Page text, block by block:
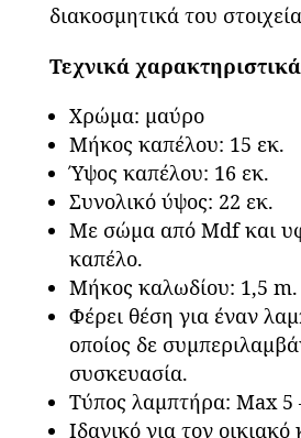
διακοσμητικά του
Τεχνικά
Χρώμα: μαύρο
Μήκος καπέλου: 15 εκ.
Ύψος καπέλου: 16 εκ.
Συνολικό ύψος: 22 εκ.
Με σώμα από Mdf και
καπέλο.
Μήκος καλωδίου: 1,5 m.
Φέρει θέση για έναν
οποίος δε
συσκευασία.
Τύπος λαμπτήρα: Max 5
Ιδανικό για τον οικιακό